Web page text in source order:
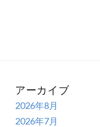
アーカイブ
2026年8月
2026年7月